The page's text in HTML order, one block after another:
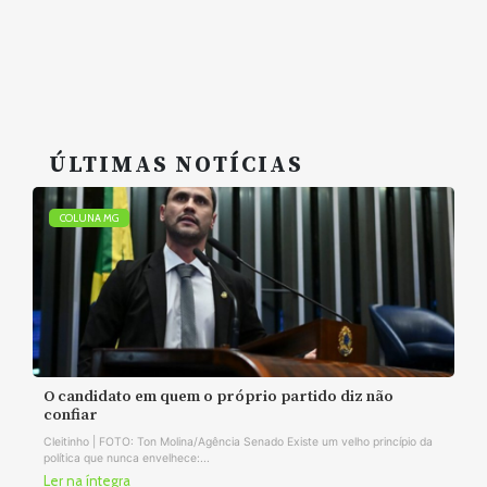
ÚLTIMAS NOTÍCIAS
COLUNA MG
O candidato em quem o próprio partido diz não
confiar
Cleitinho | FOTO: Ton Molina/Agência Senado Existe um velho princípio da
política que nunca envelhece:...
Ler na íntegra